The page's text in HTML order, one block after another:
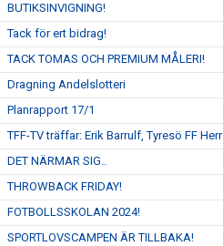
BUTIKSINVIGNING!
Tack för ert bidrag!
TACK TOMAS OCH PREMIUM MÅLERI!
Dragning Andelslotteri
Planrapport 17/1
TFF-TV träffar: Erik Barrulf, Tyresö FF Herr
DET NÄRMAR SIG..
THROWBACK FRIDAY!
FOTBOLLSSKOLAN 2024!
SPORTLOVSCAMPEN ÄR TILLBAKA!